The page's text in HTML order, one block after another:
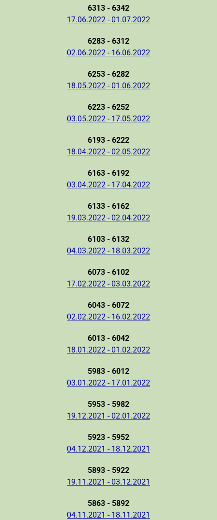
6313 - 6342
17.06.2022 - 01.07.2022
6283 - 6312
02.06.2022 - 16.06.2022
6253 - 6282
18.05.2022 - 01.06.2022
6223 - 6252
03.05.2022 - 17.05.2022
6193 - 6222
18.04.2022 - 02.05.2022
6163 - 6192
03.04.2022 - 17.04.2022
6133 - 6162
19.03.2022 - 02.04.2022
6103 - 6132
04.03.2022 - 18.03.2022
6073 - 6102
17.02.2022 - 03.03.2022
6043 - 6072
02.02.2022 - 16.02.2022
6013 - 6042
18.01.2022 - 01.02.2022
5983 - 6012
03.01.2022 - 17.01.2022
5953 - 5982
19.12.2021 - 02.01.2022
5923 - 5952
04.12.2021 - 18.12.2021
5893 - 5922
19.11.2021 - 03.12.2021
5863 - 5892
04.11.2021 - 18.11.2021